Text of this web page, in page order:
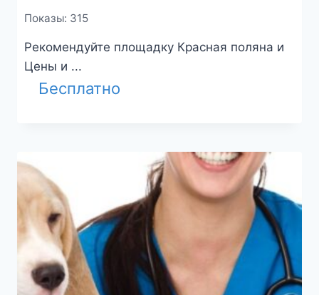
Показы: 315
Рекомендуйте площадку Красная поляна и
Цены и ...
Бесплатно